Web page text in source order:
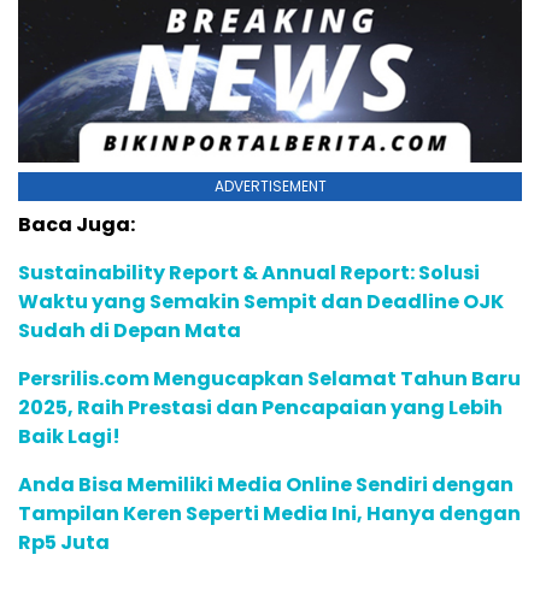
ADVERTISEMENT
Baca Juga:
Sustainability Report & Annual Report: Solusi
Waktu yang Semakin Sempit dan Deadline OJK
Sudah di Depan Mata
Persrilis.com Mengucapkan Selamat Tahun Baru
2025, Raih Prestasi dan Pencapaian yang Lebih
Baik Lagi!
Anda Bisa Memiliki Media Online Sendiri dengan
Tampilan Keren Seperti Media Ini, Hanya dengan
Rp5 Juta